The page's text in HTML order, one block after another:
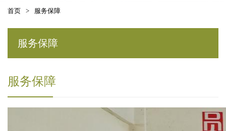
首页 > 服务保障
服务保障
服务保障